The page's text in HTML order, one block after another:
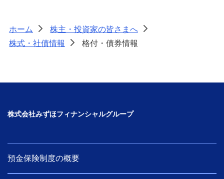
ホーム > 株主・投資家の皆さまへ
>
株式・社債情報
> 格付・債券情報
株式会社みずほフィナンシャルグループ
預金保険制度の概要